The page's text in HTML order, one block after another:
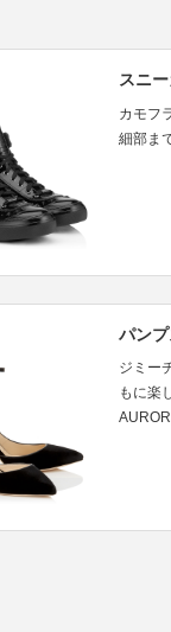
スニ
カモフ
細部ま
パン
ジミー
もに楽